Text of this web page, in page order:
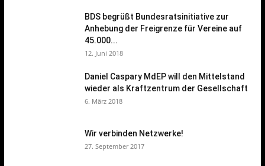
BDS begrüßt Bundesratsinitiative zur
Anhebung der Freigrenze für Vereine auf
45.000...
12. Juni 2018
Daniel Caspary MdEP will den Mittelstand
wieder als Kraftzentrum der Gesellschaft
6. März 2018
Wir verbinden Netzwerke!
27. September 2017